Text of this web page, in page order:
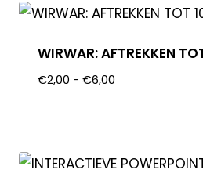
WIRWAR: AFTREKKEN
€2,00 - €6,00